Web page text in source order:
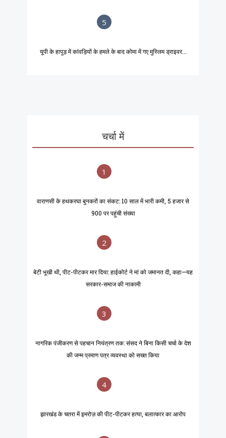
5
यूपी के हापुड़ में कांवड़ियों के हमले के बाद कोमा में गए मुस्लिम ड्राइवर...
चर्चा में
1
वाराणसी के हथकरघा बुनकरों का संकट: 10 साल में भारी कमी, 5 हजार से
900 पर पहुंची संख्या
2
बेटी भूखी थी, पीट-पीटकर मार दिया: हाईकोर्ट ने मां को जमानत दी, कहा—यह
सरकार-समाज की नाकामी
3
नागरिक पंजीकरण से पहचान नियंत्रण तक: संसद ने बिना किसी चर्चा के देश
की जन्म प्रमाण पत्र व्यवस्था को सख्त किया
4
झारखंड के चतरा में इमरोज़ की पीट-पीटकर हत्या, बलात्कार का आरोप